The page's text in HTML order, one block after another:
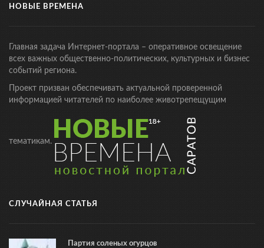
НОВЫЕ ВРЕМЕНА
Главная задача Интернет-портала – оперативное освещение
всех важных общественно-политических, культурных и бизнес
событий региона.
Проект призван обеспечивать актуальной проверенной
информацией читателей по наиболее животрепещущим
тематикам.
СЛУЧАЙНАЯ СТАТЬЯ
Партия соленых огурцов